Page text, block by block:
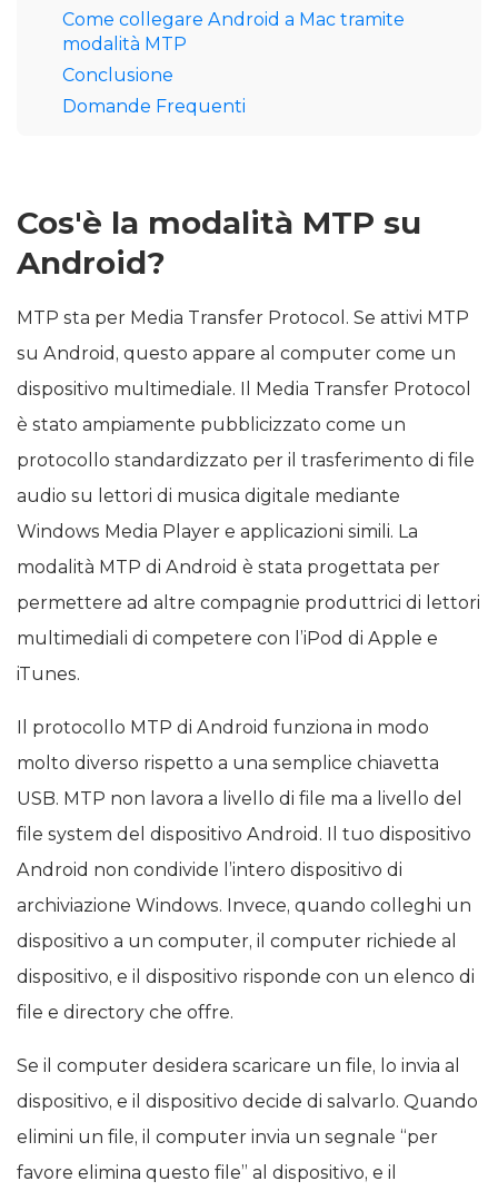
Come collegare Android a Mac tramite
modalità MTP
Conclusione
Domande Frequenti
Cos'è la modalità MTP su
Android?
MTP sta per Media Transfer Protocol. Se attivi MTP
su Android, questo appare al computer come un
dispositivo multimediale. Il Media Transfer Protocol
è stato ampiamente pubblicizzato come un
protocollo standardizzato per il trasferimento di file
audio su lettori di musica digitale mediante
Windows Media Player e applicazioni simili. La
modalità MTP di Android è stata progettata per
permettere ad altre compagnie produttrici di lettori
multimediali di competere con l’iPod di Apple e
iTunes.
Il protocollo MTP di Android funziona in modo
molto diverso rispetto a una semplice chiavetta
USB. MTP non lavora a livello di file ma a livello del
file system del dispositivo Android. Il tuo dispositivo
Android non condivide l’intero dispositivo di
archiviazione Windows. Invece, quando colleghi un
dispositivo a un computer, il computer richiede al
dispositivo, e il dispositivo risponde con un elenco di
file e directory che offre.
Se il computer desidera scaricare un file, lo invia al
dispositivo, e il dispositivo decide di salvarlo. Quando
elimini un file, il computer invia un segnale “per
favore elimina questo file” al dispositivo, e il